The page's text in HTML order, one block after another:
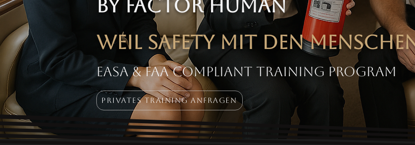
by Factor Human
Weil Safety mit den
EASA & FAA compliant training program
Privates Training anfragen